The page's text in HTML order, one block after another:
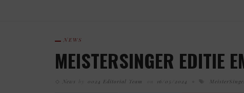
NEWS
MEISTERSINGER EDITIE
News 0024 Editorial Team 16/05/2024 MeisterSinger